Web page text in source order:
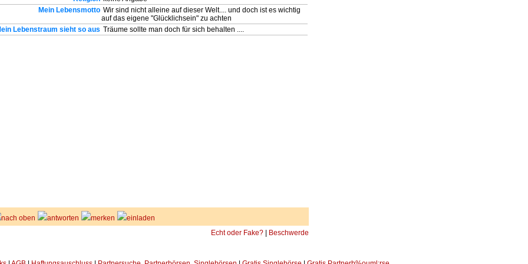
Mein Lebensmotto Wir sind nicht alleine auf dieser Welt.... und doch ist es wichtig
auf das eigene "Glücklichsein" zu achten
Lebenstraum sieht so aus Träume sollte man doch für sich behalten ....
nach oben antworten merken
einladen
Echt oder Fake?
Beschwerde